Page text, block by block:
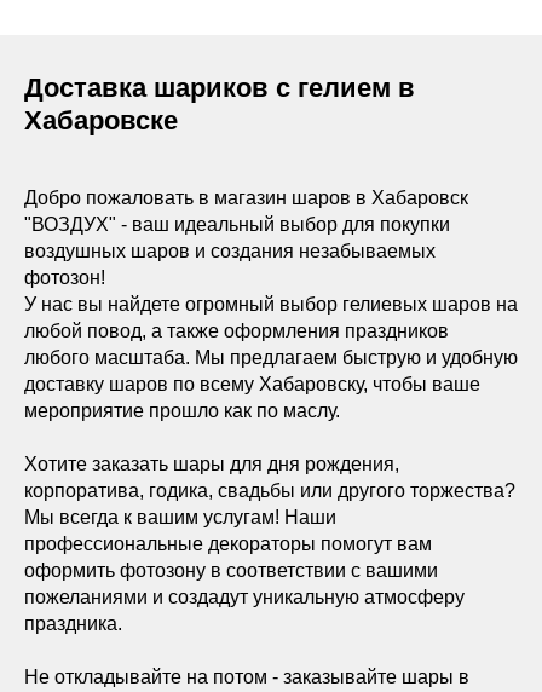
Доставка шариков с гелием в
Хабаровске
Добро пожаловать в магазин шаров в Хабаровск
"ВОЗДУХ" - ваш идеальный выбор для покупки
воздушных шаров и создания незабываемых
фотозон!
У нас вы найдете огромный выбор гелиевых шаров на
любой повод, а также оформления праздников
любого масштаба. Мы предлагаем быструю и удобную
доставку шаров по всему Хабаровску, чтобы ваше
мероприятие прошло как по маслу.
Хотите заказать шары для дня рождения,
корпоратива, годика, свадьбы или другого торжества?
Мы всегда к вашим услугам! Наши
профессиональные декораторы помогут вам
оформить фотозону в соответствии с вашими
пожеланиями и создадут уникальную атмосферу
праздника.
Не откладывайте на потом - заказывайте шары в